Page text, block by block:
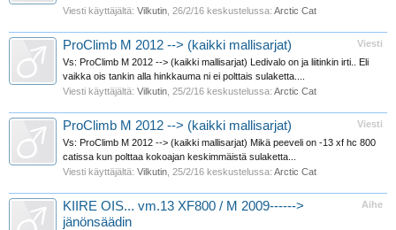
Viesti käyttäjältä: Vilkutin 26/2/16 keskustelussa: Arctic Cat
Viesti
ProClimb M 2012 --> (kaikki mallisarjat)
Vs: ProClimb M 2012 --> (kaikki mallisarjat) Ledivalo on ja liitinkin irti.. Eli
vaikka ois tankin alla hinkkauma ni ei polttais sulaketta....
Viesti käyttäjältä: Vilkutin 25/2/16 keskustelussa: Arctic Cat
Viesti
ProClimb M 2012 --> (kaikki mallisarjat)
Vs: ProClimb M 2012 --> (kaikki mallisarjat) Mikä peeveli on -13 xf hc 800
catissa kun polttaa kokoajan keskimmäistä sulaketta...
Viesti käyttäjältä: Vilkutin 25/2/16 keskustelussa: Arctic Cat
Aihe
KIIRE OIS... vm.13 XF800 / M 2009------>
jänönsäädin